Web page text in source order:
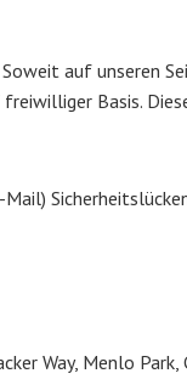
auf unseren
Basis.
Way, Menlo